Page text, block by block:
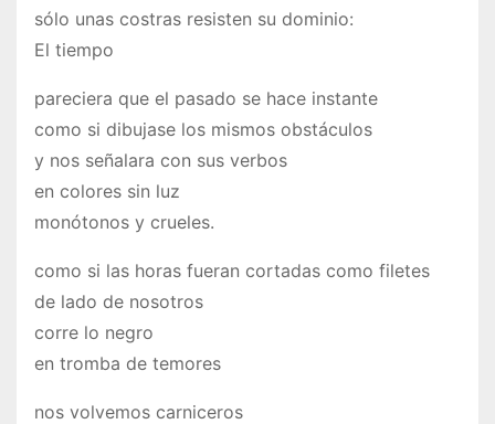
sólo unas costras resisten su dominio:
El tiempo
pareciera que el pasado se hace instante
como si dibujase los mismos obstáculos
y nos señalara con sus verbos
en colores sin luz
monótonos y crueles.
como si las horas fueran cortadas como filetes
de lado de nosotros
corre lo negro
en tromba de temores
nos volvemos carniceros